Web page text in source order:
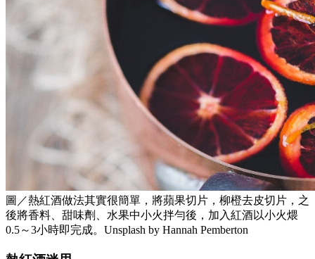
圖／熱紅酒做法其實很簡單，將蘋果切片，柳橙去皮切片，之
後將香料、甜味劑、水果中小火拌勻後，加入紅酒以小火煨
0.5～3小時即完成。Unsplash by Hannah Pemberton